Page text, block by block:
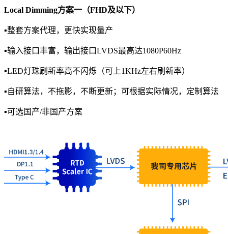
Local Dimming方案一（FHD及以下）
▪整套方案代理，更快实现量产
▪输入接口丰富，输出接口LVDS最高达1080P60Hz
▪LED灯珠刷新率高不闪烁（可上1KHz左右刷新率）
▪自研算法，不拖影，不断更新；可根据实际情况，定制算法
▪可选国产/非国产方案